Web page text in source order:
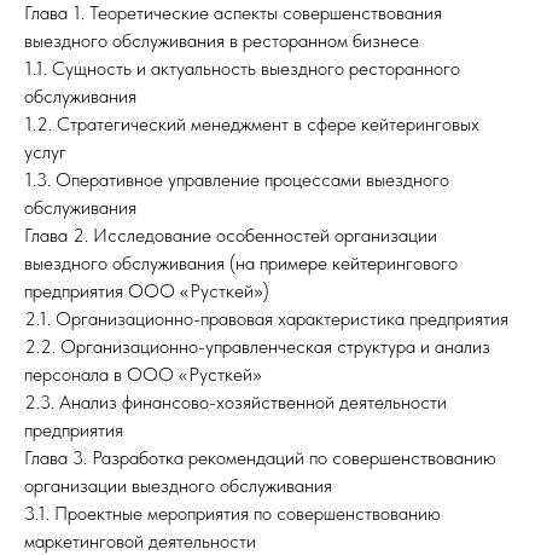
Глава 1. Теоретические аспекты совершенствования
выездного обслуживания в ресторанном бизнесе
1.1. Сущность и актуальность выездного ресторанного
обслуживания
1.2. Стратегический менеджмент в сфере кейтеринговых
услуг
1.3. Оперативное управление процессами выездного
обслуживания
Глава 2. Исследование особенностей организации
выездного обслуживания (на примере кейтерингового
предприятия ООО «Русткей»)
2.1. Организационно-правовая характеристика предприятия
2.2. Организационно-управленческая структура и анализ
персонала в ООО «Русткей»
2.3. Анализ финансово-хозяйственной деятельности
предприятия
Глава 3. Разработка рекомендаций по совершенствованию
организации выездного обслуживания
3.1. Проектные мероприятия по совершенствованию
маркетинговой деятельности